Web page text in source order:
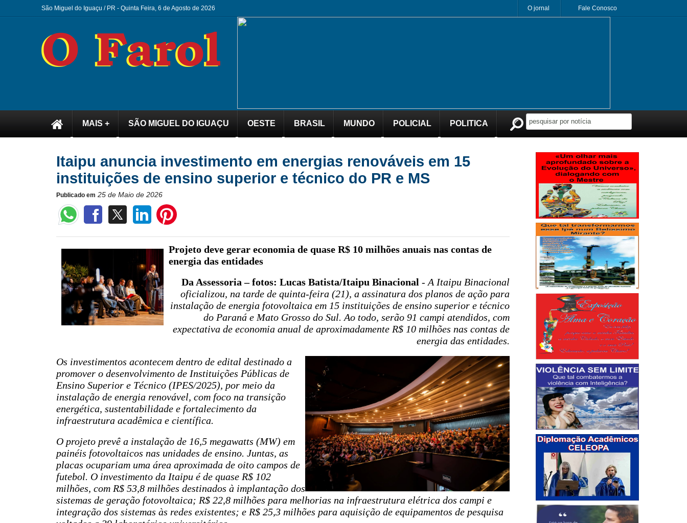
São Miguel do Iguaçu / PR - Quinta Feira, 6 de Agosto de 2026 O jornal Fale Conosco
MAIS + SÃO MIGUEL DO IGUAÇU OESTE BRASIL MUNDO POLICIAL POLITICA
Itaipu anuncia investimento em energias renováveis em 15
instituições de ensino superior e técnico do PR e MS
Publicado em 25 de Maio de 2026
Projeto deve gerar economia de quase R$ 10 milhões anuais nas contas de
energia das entidades
Da Assessoria – fotos: Lucas Batista/Itaipu Binacional - A Itaipu Binacional
oficializou, na tarde de quinta-feira (21), a assinatura dos planos de ação para
instalação de energia fotovoltaica em 15 instituições de ensino superior e técnico
do Paraná e Mato Grosso do Sul. Ao todo, serão 91 campi atendidos, com
expectativa de economia anual de aproximadamente R$ 10 milhões nas contas de
energia das entidades.
Os investimentos acontecem dentro de edital destinado a
promover o desenvolvimento de Instituições Públicas de
Ensino Superior e Técnico (IPES/2025), por meio da
instalação de energia renovável, com foco na transição
energética, sustentabilidade e fortalecimento da
infraestrutura acadêmica e científica.
O projeto prevê a instalação de 16,5 megawatts (MW) em
painéis fotovoltaicos nas unidades de ensino. Juntas, as
placas ocupariam uma área aproximada de oito campos de
futebol. O investimento da Itaipu é de quase R$ 102
milhões, com R$ 53,8 milhões destinados à implantação dos
sistemas de geração fotovoltaica; R$ 22,8 milhões para melhorias na infraestrutura elétrica dos campi e
integração dos sistemas às redes existentes; e R$ 25,3 milhões para aquisição de equipamentos de pesquisa